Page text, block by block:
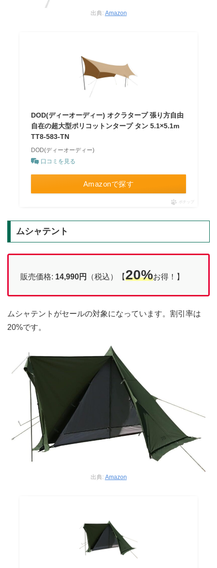
出典: Amazon
DOD(ディーオーディー) オクラタープ 張り方自由
自在の超大型ポリコットンタープ タン 5.1×5.1m
TT8-583-TN
DOD(ディーオーディー)
口コミを見る
Amazonで探す
ポチップ
ムシャテント
販売価格: 14,990円 （税込）【20%お得！】
ムシャテントがセールの対象になっています。割引率は
20%です。
出典: Amazon